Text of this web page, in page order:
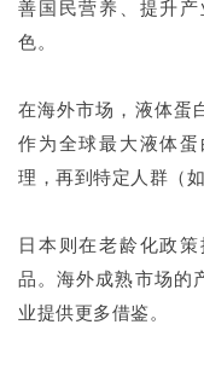
善国民营养、提升
色。
在海外市场，液体蛋
作为全球最大液体
理，再到特定人群（
日本则在老龄化政
品。海外成熟市场的
业提供更多借鉴。